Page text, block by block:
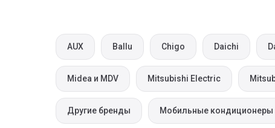
AUX Ballu Chigo Daichi
Midea и MDV Mitsubishi Electric
Другие бренды Мобильные кондиционеры